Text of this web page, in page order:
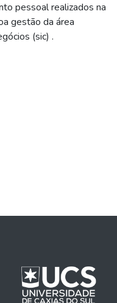
pessoal realizados na
gestão da área
(sic) .